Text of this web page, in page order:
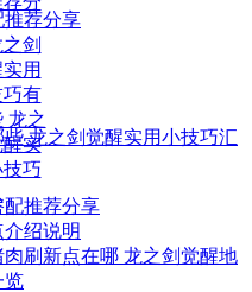
推荐分享
龙之剑觉醒实用小技巧汇
推荐分享
绍说明
刷新点在哪 龙之剑觉醒地
览